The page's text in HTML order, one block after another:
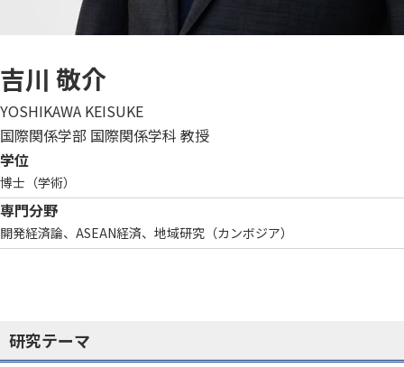
吉川 敬介
YOSHIKAWA KEISUKE
国際関係学部 国際関係学科 教授
学位
博士（学術）
専門分野
開発経済論、ASEAN経済、地域研究（カンボジア）
研究テーマ